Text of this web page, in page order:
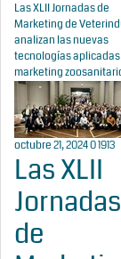
Las XLII Jornadas de
Marketing de
analizan las nuevas
tecnologías
marketing
octubre 21, 202401913
Las XLII
Jornadas
de